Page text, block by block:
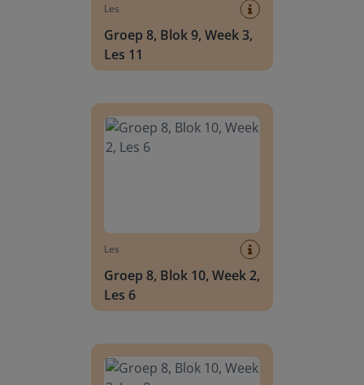
Les
Groep 8, Blok 9, Week 3,
Les 11
Les
Groep 8, Blok 10, Week 2,
Les 6